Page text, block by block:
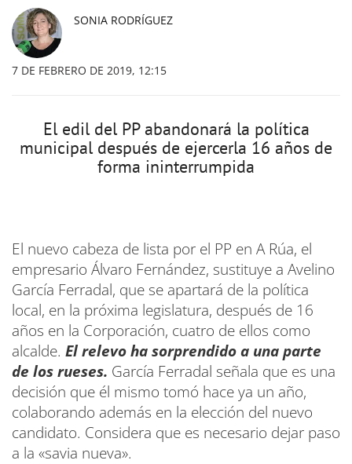
SONIA RODRÍGUEZ
7 DE FEBRERO DE 2019, 12:15
El edil del PP abandonará la política
municipal después de ejercerla 16 años de
forma ininterrumpida
El nuevo cabeza de lista por el PP en A Rúa, el
empresario Álvaro Fernández, sustituye a Avelino
García Ferradal, que se apartará de la política
local, en la próxima legislatura, después de 16
años en la Corporación, cuatro de ellos como
alcalde. El relevo ha sorprendido a una parte
de los rueses. García Ferradal señala que es una
decisión que él mismo tomó hace ya un año,
colaborando además en la elección del nuevo
candidato. Considera que es necesario dejar paso
a la «savia nueva».